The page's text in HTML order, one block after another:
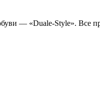
— «Duale-Style». Все